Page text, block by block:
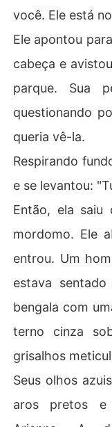
você. Ele está
Ele apontou
cabeça e
parque. Sua
questionando
queria vê-la.
Respirando
e se levantou:
Então, ela saiu
mordomo. Ele
entrou. Um
estava
bengala com
terno cinza
grisalhos
Seus olhos
aros pretos e